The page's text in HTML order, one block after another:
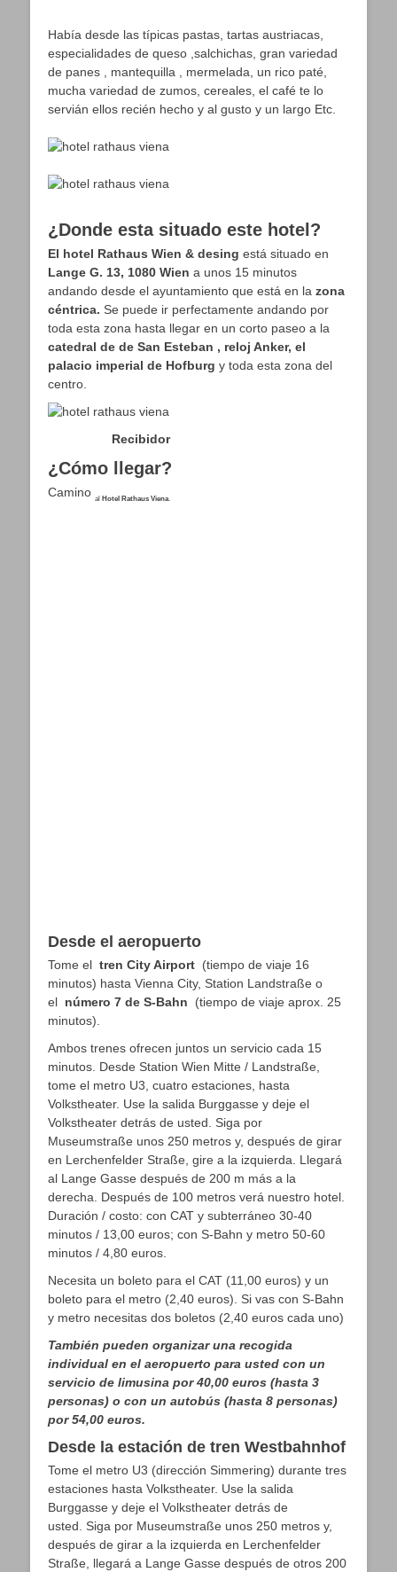
Había desde las típicas pastas, tartas austriacas,
especialidades de queso ,salchichas, gran variedad
de panes , mantequilla , mermelada, un rico paté,
mucha variedad de zumos, cereales, el café te lo
servián ellos recién hecho y al gusto y un largo Etc.
¿Donde esta situado este hotel?
El hotel Rathaus Wien & desing está situado en
Lange G. 13, 1080 Wien a unos 15 minutos
andando desde el ayuntamiento que está en la zona
céntrica. Se puede ir perfectamente andando por
toda esta zona hasta llegar en un corto paseo a la
catedral de de San Esteban , reloj Anker, el
palacio imperial de Hofburg y toda esta zona del
centro.
Recibidor
¿Cómo llegar?
Camino al Hotel Rathaus Viena.
Desde el aeropuerto
Tome el tren City Airport (tiempo de viaje 16
minutos) hasta Vienna City, Station Landstraße o
el número 7 de S-Bahn (tiempo de viaje aprox. 25
minutos).
Ambos trenes ofrecen juntos un servicio cada 15
minutos. Desde Station Wien Mitte / Landstraße,
tome el metro U3, cuatro estaciones, hasta
Volkstheater. Use la salida Burggasse y deje el
Volkstheater detrás de usted. Siga por
Museumstraße unos 250 metros y, después de girar
en Lerchenfelder Straße, gire a la izquierda. Llegará
al Lange Gasse después de 200 m más a la
derecha. Después de 100 metros verá nuestro hotel.
Duración / costo: con CAT y subterráneo 30-40
minutos / 13,00 euros; con S-Bahn y metro 50-60
minutos / 4,80 euros.
Necesita un boleto para el CAT (11,00 euros) y un
boleto para el metro (2,40 euros). Si vas con S-Bahn
y metro necesitas dos boletos (2,40 euros cada uno)
También pueden organizar una recogida
individual en el aeropuerto para usted con un
servicio de limusina por 40,00 euros (hasta 3
personas) o con un autobús (hasta 8 personas)
por 54,00 euros.
Desde la estación de tren Westbahnhof
Tome el metro U3 (dirección Simmering) durante tres
estaciones hasta Volkstheater. Use la salida
Burggasse y deje el Volkstheater detrás de
usted. Siga por Museumstraße unos 250 metros y,
después de girar a la izquierda en Lerchenfelder
Straße, llegará a Lange Gasse después de otros 200